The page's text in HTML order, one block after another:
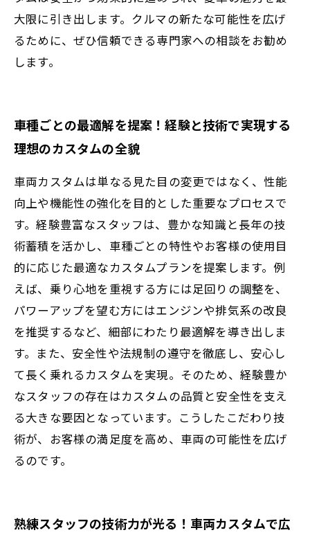
大限に引き出します。クルマの新たな可能性を広げ
るために、ぜひ信頼できる専門家への相談をお勧め
します。
車種ごとの最適解を提案！経験と技術で実現する
理想のカスタムの全貌
車両カスタムは単なる見た目の変更ではなく、性能
向上や機能性の強化を目的とした重要なプロセスで
す。経験豊富なスタッフは、豊かな知識と長年の技
術蓄積を活かし、車種ごとの特性やお客様の使用目
的に応じた最適なカスタムプランを提案します。例
えば、乗り心地を重視する方には足回りの調整を、
パワーアップを望む方にはエンジンや排気系の改良
を推奨するなど、細部にわたり最適解を導き出しま
す。また、安全性や法規制の遵守を徹底し、安心し
て長く乗れるカスタムを実現。そのため、経験豊か
なスタッフの存在はカスタムの品質と安全性を支え
る大きな要因となっています。こうしたこだわり技
術が、お客様の満足度を高め、車両の可能性を広げ
るのです。
熟練スタッフの技術力が光る！車両カスタムで広